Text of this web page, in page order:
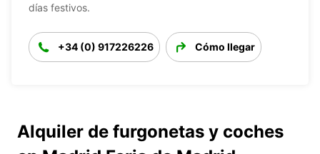
días festivos.
+34 (0) 917226226 Cómo llegar
Alquiler de furgonetas y coches